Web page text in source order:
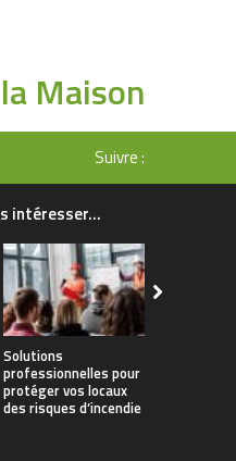
Maison
Suivre :
intéresser...
Solutions
professionnelles pour
protéger vos locaux
des risques d’incendie